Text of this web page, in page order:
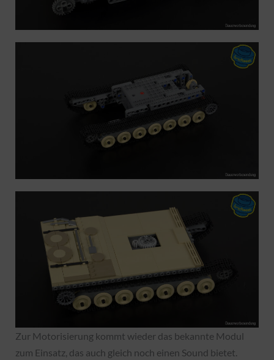
Zur Motorisierung kommt wieder das bekannte Modul
zum Einsatz, das auch gleich noch einen Sound bietet.